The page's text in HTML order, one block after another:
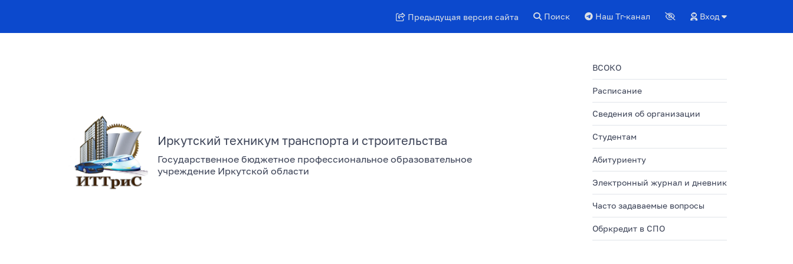
Предыдущая версия сайта Поиск Наш Тг-канал Вход
Иркутский техникум транспорта и строительства
Государственное бюджетное профессиональное образовательное
учреждение Иркутской области
ВСОКО
Расписание
Сведения об организации
Студентам
Абитуриенту
Электронный журнал и дневник
Часто задаваемые вопросы
Обркредит в СПО